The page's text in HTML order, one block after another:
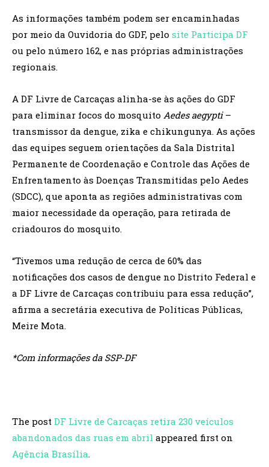
As informações também podem ser encaminhadas
por meio da Ouvidoria do GDF, pelo site Participa DF
ou pelo número 162, e nas próprias administrações
regionais.
A DF Livre de Carcaças alinha-se às ações do GDF
para eliminar focos do mosquito Aedes aegypti–
transmissor da dengue, zika e chikungunya. As ações
das equipes seguem orientações da Sala Distrital
Permanente de Coordenação e Controle das Ações de
Enfrentamento às Doenças Transmitidas pelo Aedes
(SDCC), que aponta as regiões administrativas com
maior necessidade da operação, para retirada de
criadouros do mosquito.
“Tivemos uma redução de cerca de 60% das
notificações dos casos de dengue no Distrito Federal e
a DF Livre de Carcaças contribuiu para essa redução”,
afirma a secretária executiva de Políticas Públicas,
Meire Mota.
*Com informações da SSP-DF
The post DF Livre de Carcaças retira 230 veículos
abandonados das ruas em abril appeared first on
Agência Brasília.